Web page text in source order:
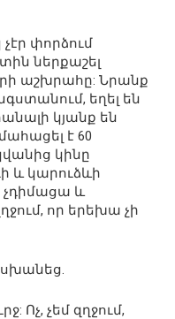
փորձում
ներքաշել
աշխրահը: Նրանք
եղել են
կյանք են
է 60
կինը
և կարուձևի
և
որ երեխա չի
Ոչ, չեմ զղջում,